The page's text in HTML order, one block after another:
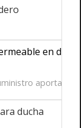
en
aportado
ducha